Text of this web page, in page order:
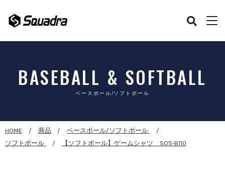
BASEBALL & SOFTBALL
ベースボール/ソフトボール
HOME 商品
ベースボール/ソフトボール
ソフトボール
【ソフトボール】ゲームシャツ SOS-B110